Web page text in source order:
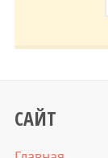
САЙТ